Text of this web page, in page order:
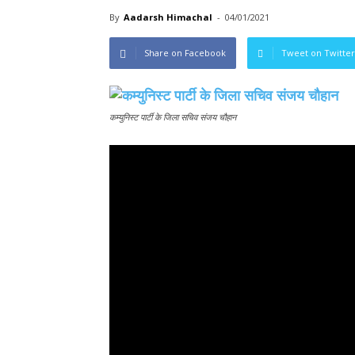
By Aadarsh Himachal - 04/01/2021
Share on Facebook Tweet on Twitter
कम्युनिस्ट पार्टी के जिला सचिव संजय चौहान